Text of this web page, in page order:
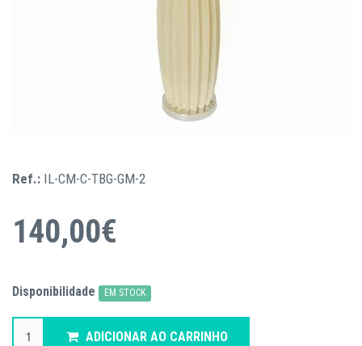
Ref.: IL-CM-C-TBG-GM-2
140,00€
Disponibilidade EM STOCK
ADICIONAR AO CARRINHO